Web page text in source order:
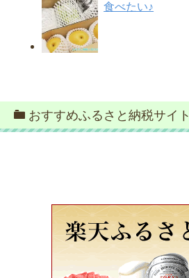
食べたい♪
おすすめふるさと納税サイト